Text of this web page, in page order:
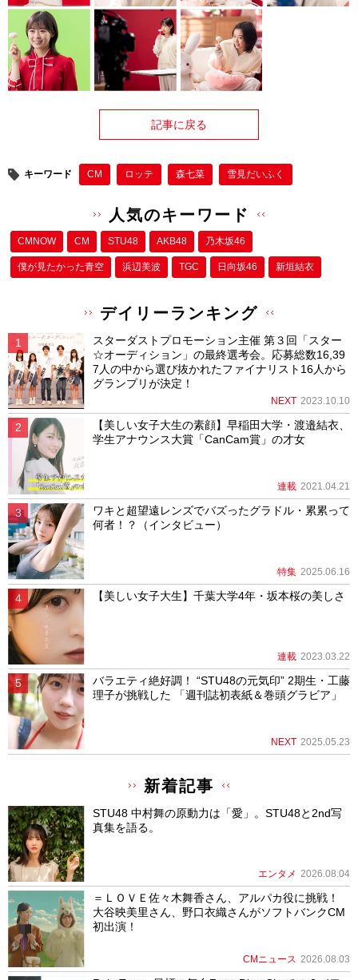
記事に戻る
キーワード CM ロッテ 森七菜 雪見だいふく
人気のキーワード
CMNOW CM STU48 AKB48 乃木坂46
僕が⾒たかった⻘空 浜辺美波 TGC 日向坂46 新垣結衣
デイリーランキング
スターダストプロモーション主催 第３回「スター
☆オーディション」の最終選考会。応募総数16,39
7人の中から選び抜かれたファイナリスト16人から
グランプリが決定！
NEXT 2023.10.10
【美しい女子大生の素顔】早稲田大学・渡邉結衣、
学生アナウンス大賞「CanCam賞」の才女
連載 2021.04.21
ワキと超望遠レンズでバズったグラドル・累累って
何者！？（インタビュー）
特集 2025.06.16
【美しい女子大生】千葉大学4年・坂本桜の美しさ
連載 2023.03.22
バラエティ絶好調！ “STU48の元気印” 2期生・工藤
理子が挑戦した 「週刊誌初表紙＆巻頭グラビア」
NEXT 2025.05.23
新着記事
STU48 中村舞の原動力は「愛」。STU48と2nd写
真集を語る。
エンタメ 2026.08.04
＝ＬＯＶＥ佐々木舞香さん、アルパカ役に挑戦！
大谷映美里さん、野口衣織さんがソフトバンクCM
初出演！
CMニュース 2026.08.03